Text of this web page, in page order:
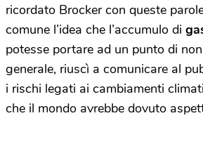
ricordato Brocker con queste
comune l’idea che l’accumulo di
potesse portare ad un punto di
generale, riuscì a comunicare al
i rischi legati ai cambiamenti
che il mondo avrebbe dovuto